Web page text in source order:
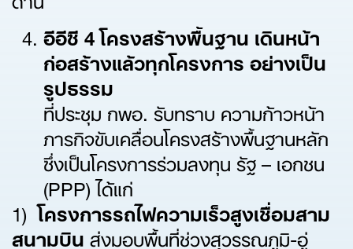
อีอีซี 4 โครงสร้างพื้นฐาน เดินหน้า
ก่อสร้างแล้วทุกโครงการ อย่างเป็น
รูปธรรม
ที่ประชุม กพอ. รับทราบ ความก้าวหน้า
ภารกิจขับเคลื่อนโครงสร้างพื้นฐานหลัก
ซึ่งเป็นโครงการร่วมลงทุน รัฐ – เอกชน
(PPP) ได้แก่
1) โครงการรถไฟความเร็วสูงเชื่อมสาม
สนามบินส่งมอบพื้นที่ช่วงสุวรรณภูมิ-อู่